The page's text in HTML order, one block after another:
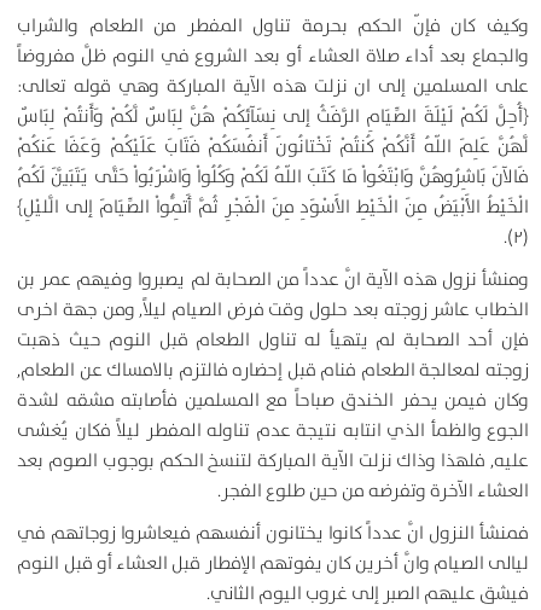
وكيف كان فإنّ الحكم بحرمة تناول المفطر من الطعام والشراب
والجماع بعد أداء صلاة العشاء أو بعد الشروع في النوم ظلَّ مفروضاً
على المسلمين إلى ان نزلت هذه الآية المباركة وهي قوله تعالى:
﴿أُحِلَّ لَكُمْ لَيْلَةَ الصِّيَامِ الرَّفَثُ إلى نِسَآئِكُمْ هُنَّ لِبَاسٌ لَّكُمْ وَأَنتُمْ لِبَاسٌ
لَّهُنَّ عَلِمَ اللّهُ أَنَّكُمْ كُنتُمْ تَخْتانُونَ أَنفُسَكُمْ فَتَابَ عَلَيْكُمْ وَعَفَا عَنكُمْ
فَالآنَ بَاشِرُوهُنَّ وَابْتَغُواْ مَا كَتَبَ اللّهُ لَكُمْ وَكُلُواْ وَاشْرَبُواْ حَتَّى يَتَبَيَّنَ لَكُمُ
الْخَيْطُ الأَبْيَضُ مِنَ الْخَيْطِ الأَسْوَدِ مِنَ الْفَجْرِ ثُمَّ أَتِمُّواْ الصِّيَامَ إلى الَّليْلِ﴾
(۲).
ومنشأ نزول هذه الآية انَّ عدداً من الصحابة لم يصبروا وفيهم عمر بن
الخطاب عاشر زوجته بعد حلول وقت فرض الصيام ليلاً, ومن جهة اخرى
فإن أحد الصحابة لم يتهيأ له تناول الطعام قبل النوم حيث ذهبت
زوجته لمعالجة الطعام فنام قبل إحضاره فالتزم بالامساك عن الطعام,
وكان فيمن يحفر الخندق صباحاً مع المسلمين فأصابته مشقه لشدة
الجوع والظمأ الذي انتابه نتيجة عدم تناوله المفطر ليلاً فكان يُغشى
عليه, فلهذا وذاك نزلت الآية المباركة لتنسخ الحكم بوجوب الصوم بعد
العشاء الآخرة وتفرضه من حين طلوع الفجر.
فمنشأ النزول انَّ عدداً كانوا يختانون أنفسهم فيعاشروا زوجاتهم في
ليالى الصيام وانَّ أخرين كان يفوتهم الإفطار قبل العشاء أو قبل النوم
فيشق عليهم الصبر إلى غروب اليوم الثاني.